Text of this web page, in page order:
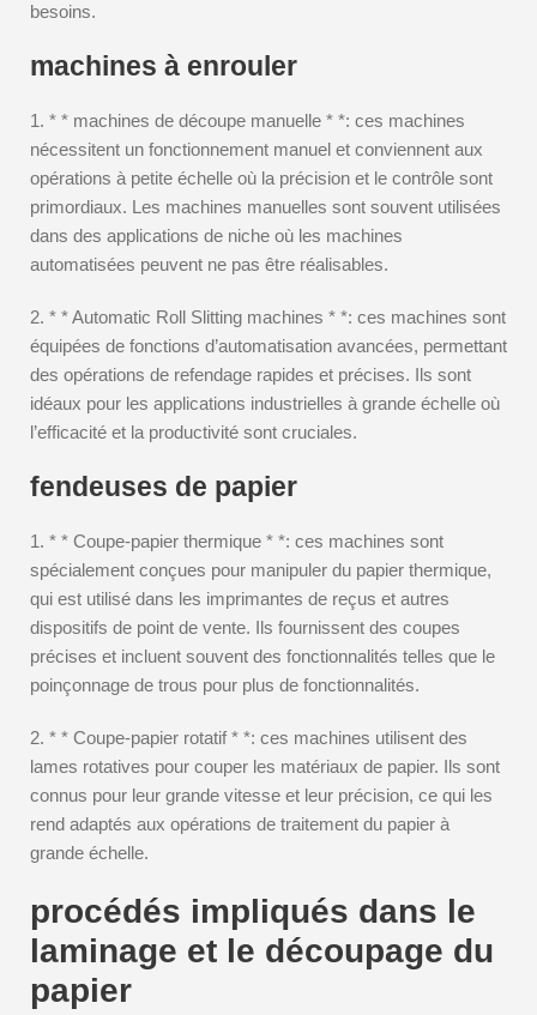
besoins.
machines à enrouler
1. * * machines de découpe manuelle * *: ces machines
nécessitent un fonctionnement manuel et conviennent aux
opérations à petite échelle où la précision et le contrôle sont
primordiaux. Les machines manuelles sont souvent utilisées
dans des applications de niche où les machines
automatisées peuvent ne pas être réalisables.
2. * * Automatic Roll Slitting machines * *: ces machines sont
équipées de fonctions d’automatisation avancées, permettant
des opérations de refendage rapides et précises. Ils sont
idéaux pour les applications industrielles à grande échelle où
l’efficacité et la productivité sont cruciales.
fendeuses de papier
1. * * Coupe-papier thermique * *: ces machines sont
spécialement conçues pour manipuler du papier thermique,
qui est utilisé dans les imprimantes de reçus et autres
dispositifs de point de vente. Ils fournissent des coupes
précises et incluent souvent des fonctionnalités telles que le
poinçonnage de trous pour plus de fonctionnalités.
2. * * Coupe-papier rotatif * *: ces machines utilisent des
lames rotatives pour couper les matériaux de papier. Ils sont
connus pour leur grande vitesse et leur précision, ce qui les
rend adaptés aux opérations de traitement du papier à
grande échelle.
procédés impliqués dans le
laminage et le découpage du
papier